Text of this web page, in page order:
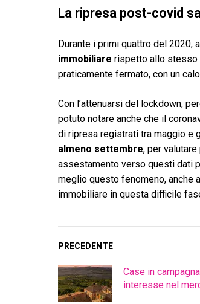
La ripresa post-covid
Durante i primi quattro del 2020,
immobiliare rispetto allo stesso
praticamente fermato, con un
Con l’attenuarsi del lockdown,
potuto notare anche che il
di ripresa registrati tra maggio e
almeno settembre, per
assestamento verso questi dati
meglio questo fenomeno, anche
immobiliare in questa difficile
PRECEDENTE
Case in
interesse nel